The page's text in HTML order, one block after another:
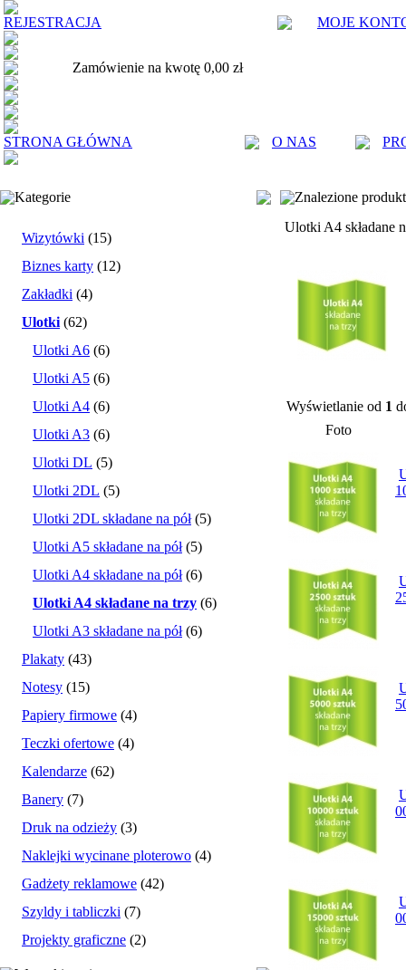
REJESTRACJA MOJE
Zamówienie na kwotę 0,00 zł
STRONA GŁÓWNA O NAS
Kategorie
Wizytówki (15)
Biznes karty (12)
Zakładki (4)
Ulotki (62)
Ulotki A6 (6)
Ulotki A5 (6)
Ulotki A4 (6)
Ulotki A3 (6)
Ulotki DL (5)
Ulotki 2DL (5)
Ulotki 2DL składane na pół(5)
Ulotki A5 składane na pół(5)
Ulotki A4 składane na pół(6)
Ulotki A4 składane na trzy (6)
Ulotki A3 składane na pół(6)
Plakaty (43)
Notesy (15)
Papiery firmowe (4)
Teczki ofertowe (4)
Kalendarze (62)
Banery (7)
Druk na odzieży (3)
Naklejki wycinane ploterowo (4)
Gadżety reklamowe (42)
Szyldy i tabliczki (7)
Projekty graficzne (2)
Znalezione
Ulotki A4 składane
Wyświetlanie od 1
Foto